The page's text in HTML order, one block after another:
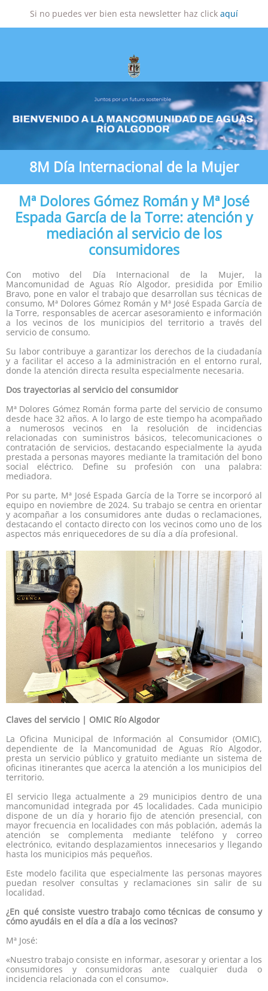
Si no puedes ver bien esta newsletter haz click aquí
8M Día Internacional de la Mujer
Mª Dolores Gómez Román y Mª José
Espada García de la Torre: atención y
mediación al servicio de los
consumidores
Con motivo del Día Internacional de la Mujer, la
Mancomunidad de Aguas Río Algodor, presidida por Emilio
Bravo, pone en valor el trabajo que desarrollan sus técnicas de
consumo, Mª Dolores Gómez Román y Mª José Espada García de
la Torre, responsables de acercar asesoramiento e información
a los vecinos de los municipios del territorio a través del
servicio de consumo.
Su labor contribuye a garantizar los derechos de la ciudadanía
y a facilitar el acceso a la administración en el entorno rural,
donde la atención directa resulta especialmente necesaria.
Dos trayectorias al servicio del consumidor
Mª Dolores Gómez Román forma parte del servicio de consumo
desde hace 32 años. A lo largo de este tiempo ha acompañado
a numerosos vecinos en la resolución de incidencias
relacionadas con suministros básicos, telecomunicaciones o
contratación de servicios, destacando especialmente la ayuda
prestada a personas mayores mediante la tramitación del bono
social eléctrico. Define su profesión con una palabra:
mediadora.
Por su parte, Mª José Espada García de la Torre se incorporó al
equipo en noviembre de 2024. Su trabajo se centra en orientar
y acompañar a los consumidores ante dudas o reclamaciones,
destacando el contacto directo con los vecinos como uno de los
aspectos más enriquecedores de su día a día profesional.
Claves del servicio | OMIC Río Algodor
La Oficina Municipal de Información al Consumidor (OMIC),
dependiente de la Mancomunidad de Aguas Río Algodor,
presta un servicio público y gratuito mediante un sistema de
oficinas itinerantes que acerca la atención a los municipios del
territorio.
El servicio llega actualmente a 29 municipios dentro de una
mancomunidad integrada por 45 localidades. Cada municipio
dispone de un día y horario fijo de atención presencial, con
mayor frecuencia en localidades con más población, además la
atención se complementa mediante teléfono y correo
electrónico, evitando desplazamientos innecesarios y llegando
hasta los municipios más pequeños.
Este modelo facilita que especialmente las personas mayores
puedan resolver consultas y reclamaciones sin salir de su
localidad.
¿En qué consiste vuestro trabajo como técnicas de consumo y
cómo ayudáis en el día a día a los vecinos?
Mª José:
«Nuestro trabajo consiste en informar, asesorar y orientar a los
consumidores y consumidoras ante cualquier duda o
incidencia relacionada con el consumo».